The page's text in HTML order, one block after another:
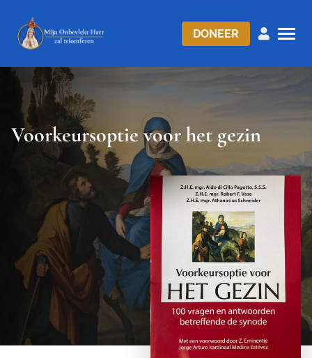
DONEER
Voorkeursoptie voor het gezin